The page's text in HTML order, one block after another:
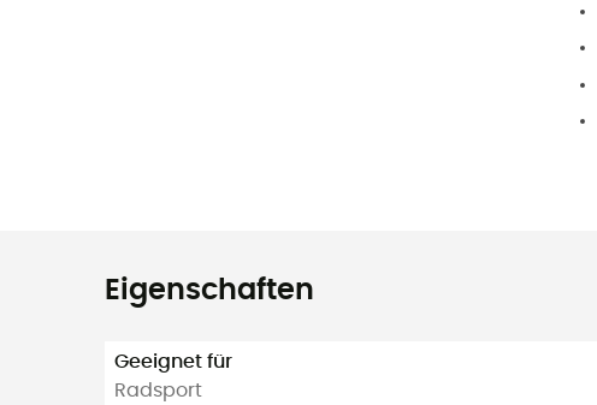
Eigenschaften
Geeignet für
Radsport